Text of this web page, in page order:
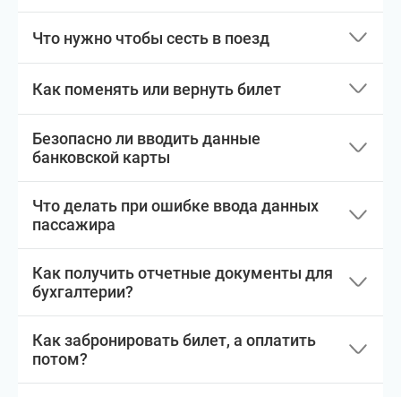
Что нужно чтобы сесть в поезд
Как поменять или вернуть билет
Безопасно ли вводить данные
банковской карты
Что делать при ошибке ввода данных
пассажира
Как получить отчетные документы для
бухгалтерии?
Как забронировать билет, а оплатить
потом?